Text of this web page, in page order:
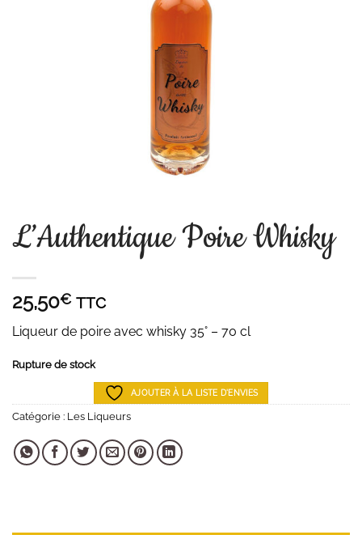
L’Authentique Poire Whisky
25,50€ TTC
Liqueur de poire avec whisky 35° – 70 cl
Rupture de stock
AJOUTER À LA LISTE D'ENVIES
Catégorie : Les Liqueurs